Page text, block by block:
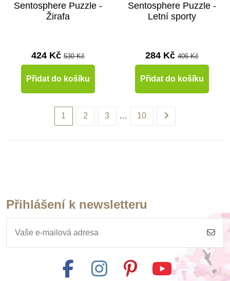
Sentosphere Puzzle -
Žirafa
424 Kč 530 Kč
Přidat do košíku
Sentosphere Puzzle -
Letní sporty
284 Kč 406 Kč
Přidat do košíku
1 2 3 … 10
Přihlášení k newsletteru